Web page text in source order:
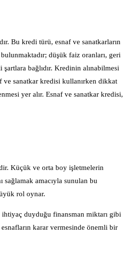
Bu kredi türü, esnaf ve sanatkarların
düşük faiz oranları, geri
bağlıdır. Kredinin alınabilmesi
ve sanatkar kredisi kullanırken dikkat
yer alır. Esnaf ve sanatkar kredisi,
Küçük ve orta boy işletmelerin
amacıyla sunulan bu
rol oynar.
duyduğu finansman miktarı gibi
karar vermesinde önemli bir